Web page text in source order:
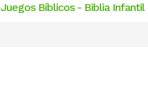
Juegos Bíblicos- Biblia Infantil